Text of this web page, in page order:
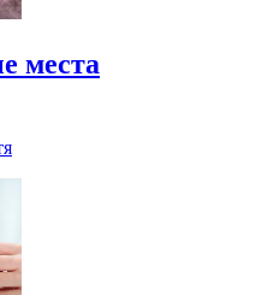
места